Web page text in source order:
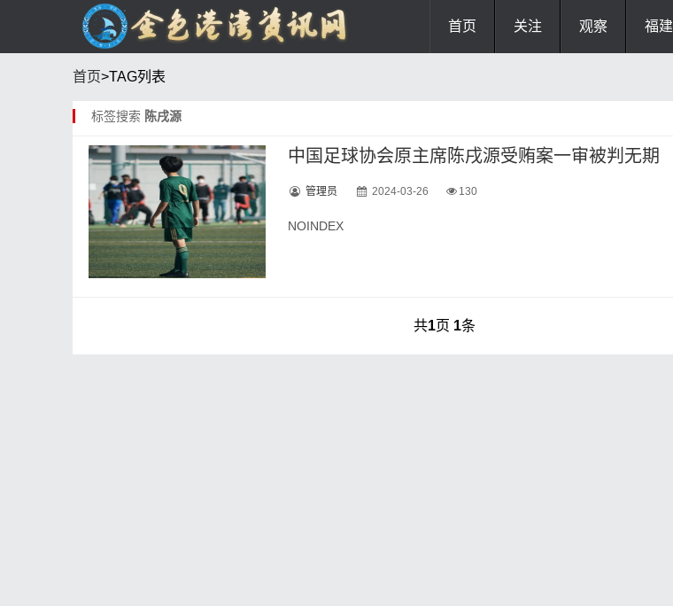
首页 关注 观察 福建
首页>TAG列表
标签搜索 陈戌源
中国足球协会原主席陈戌源受贿案一审被判无期
管理员 2024-03-26 130
NOINDEX
共1页 1条